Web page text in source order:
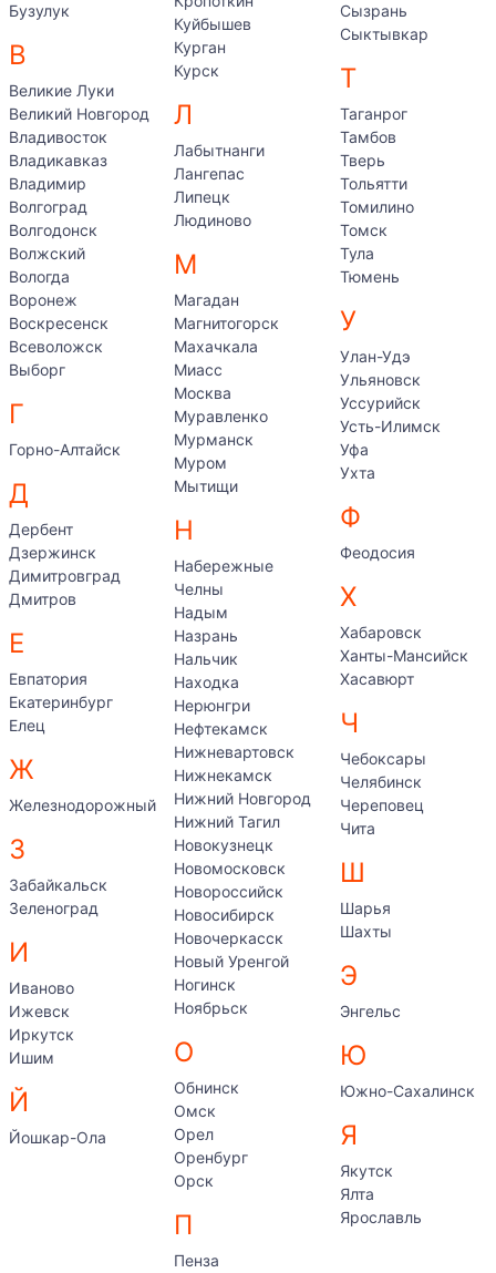
Бузулук
В
Великие Луки
Великий Новгород
Владивосток
Владикавказ
Владимир
Волгоград
Волгодонск
Волжский
Вологда
Воронеж
Воскресенск
Всеволожск
Выборг
Г
Горно-Алтайск
Д
Дербент
Дзержинск
Димитровград
Дмитров
Е
Евпатория
Екатеринбург
Елец
Ж
Железнодорожный
З
Забайкальск
Зеленоград
И
Иваново
Ижевск
Иркутск
Ишим
Й
Йошкар-Ола
Куйбышев
Курган
Курск
Л
Лабытнанги
Лангепас
Липецк
Людиново
М
Магадан
Магнитогорск
Махачкала
Миасс
Москва
Муравленко
Мурманск
Муром
Мытищи
Н
Набережные
Челны
Надым
Назрань
Нальчик
Находка
Нерюнгри
Нефтекамск
Нижневартовск
Нижнекамск
Нижний Новгород
Нижний Тагил
Новокузнецк
Новомосковск
Новороссийск
Новосибирск
Новочеркасск
Новый Уренгой
Ногинск
Ноябрьск
О
Обнинск
Омск
Орел
Оренбург
Орск
П
Пенза
Сызрань
Сыктывкар
Т
Таганрог
Тамбов
Тверь
Тольятти
Томилино
Томск
Тула
Тюмень
У
Улан-Удэ
Ульяновск
Уссурийск
Усть-Илимск
Уфа
Ухта
Ф
Феодосия
Х
Хабаровск
Ханты-Мансийск
Хасавюрт
Ч
Чебоксары
Челябинск
Череповец
Чита
Ш
Шарья
Шахты
Э
Энгельс
Ю
Южно-Сахалинск
Я
Якутск
Ялта
Ярославль